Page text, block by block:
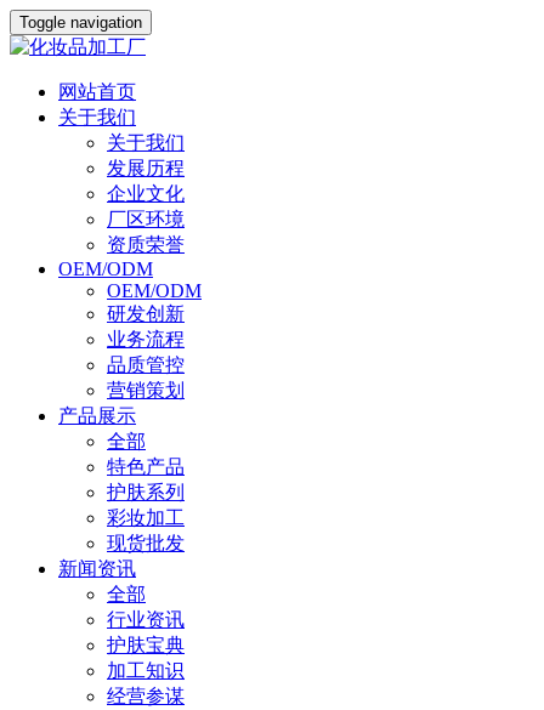
Toggle navigation
网站首页
关于我们
关于我们
发展历程
企业文化
厂区环境
资质荣誉
OEM/ODM
OEM/ODM
研发创新
业务流程
品质管控
营销策划
产品展示
全部
特色产品
护肤系列
彩妆加工
现货批发
新闻资讯
全部
行业资讯
护肤宝典
加工知识
经营参谋